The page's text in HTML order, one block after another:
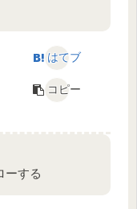
はてブ
コピー
ーする